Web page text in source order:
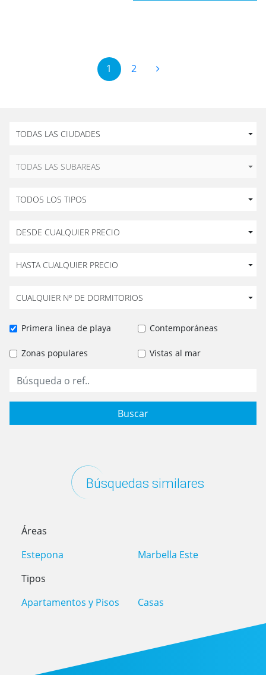
TODAS LAS CIUDADES
TODAS LAS SUBAREAS
TODOS LOS TIPOS
DESDE CUALQUIER PRECIO
HASTA CUALQUIER PRECIO
CUALQUIER Nº DE DORMITORIOS
Primera linea de playa Contemporáneas
Zonas populares Vistas al mar
Buscar
1 2
Búsquedas similares
Áreas
Estepona
Marbella Este
Tipos
Apartamentos y Pisos
Casas